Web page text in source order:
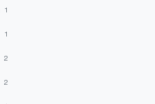
1
1
2
2